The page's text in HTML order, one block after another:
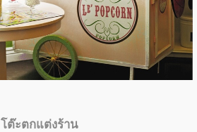
โต๊ะตกแต่งร้าน